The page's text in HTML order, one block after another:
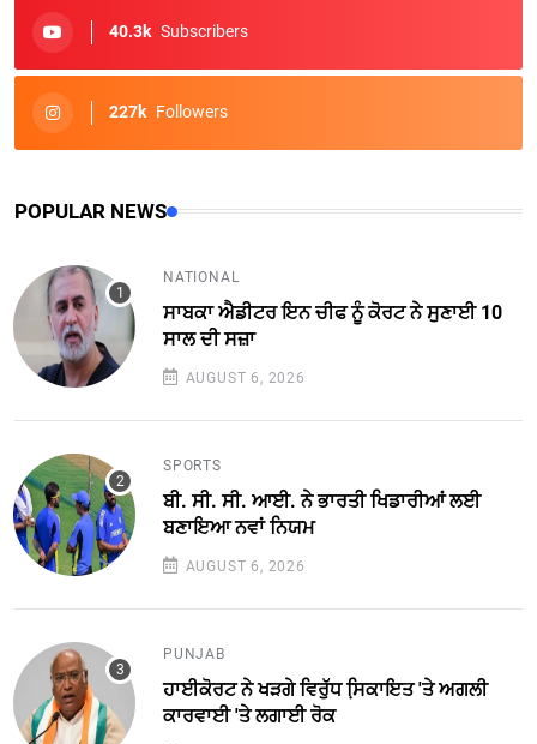
40.3k Subscribers
227k Followers
POPULAR NEWS
NATIONAL
ਸਾਬਕਾ ਐਡੀਟਰ ਇਨ ਚੀਫ ਨੂੰ ਕੋਰਟ ਨੇ ਸੁਣਾਈ 10
ਸਾਲ ਦੀ ਸਜ਼ਾ
AUGUST 6, 2026
SPORTS
ਬੀ. ਸੀ. ਸੀ. ਆਈ. ਨੇ ਭਾਰਤੀ ਖਿਡਾਰੀਆਂ ਲਈ
ਬਣਾਇਆ ਨਵਾਂ ਨਿਯਮ
AUGUST 6, 2026
PUNJAB
ਹਾਈਕੋਰਟ ਨੇ ਖੜਗੇ ਵਿਰੁੱਧ ਸਿ਼ਕਾਇਤ 'ਤੇ ਅਗਲੀ
ਕਾਰਵਾਈ 'ਤੇ ਲਗਾਈ ਰੋਕ